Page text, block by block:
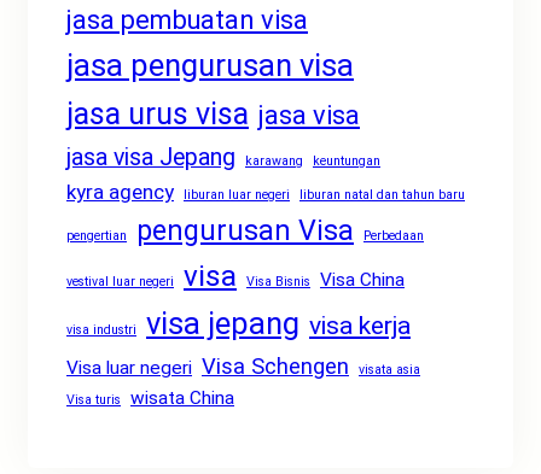
jasa pembuatan visa
jasa pengurusan visa
jasa urus visa jasa visa
jasa visa Jepang karawang keuntungan
kyra agency liburan luar negeri liburan natal dan tahun baru
pengertian pengurusan Visa Perbedaan
vestival luar negeri visa Visa Bisnis Visa China
visa industri visa jepang visa kerja
Visa luar negeri Visa Schengen
visata asia
Visa turis
wisata China